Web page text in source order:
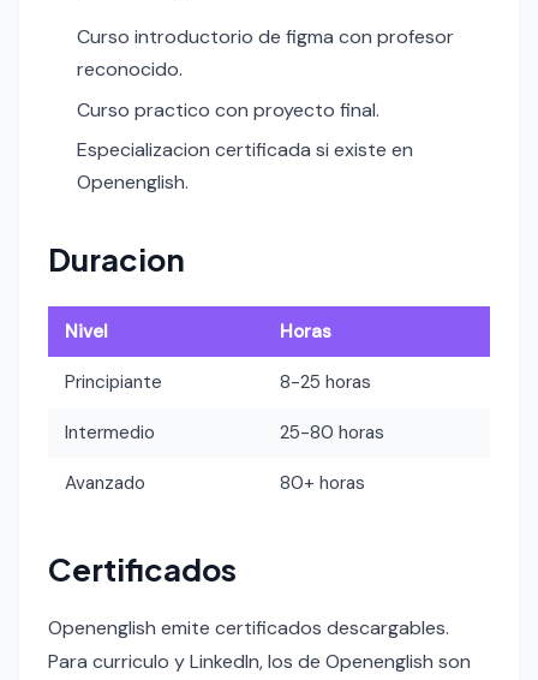
Curso introductorio de figma con profesor
reconocido.
Curso practico con proyecto final.
Especializacion certificada si existe en
Openenglish.
Duracion
Nivel Horas
Principiante 8-25 horas
Intermedio 25-80 horas
Avanzado 80+ horas
Certificados
Openenglish emite certificados descargables.
Para curriculo y LinkedIn, los de Openenglish son